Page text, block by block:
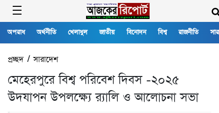
অপরাধ অর্থনীতি খেলাধুল জাতীয় বিনোদন বিশ্ব রাজনীতি
প্রচ্ছদ/সারাদেশ
মেহেরপুরে বিশ্ব পরিবেশ দিবস -২০২৫
উদযাপন উপলক্ষ্যে র‌্যালি ও আলোচনা সভা